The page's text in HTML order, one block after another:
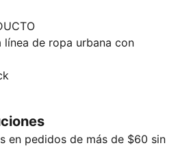
línea de ropa urbana con
vez. Los diseños combinan
estética moderna, en una
para el día a día.
material 100% reciclado, a
y decoraciones
en pedidos de más de $60 sin